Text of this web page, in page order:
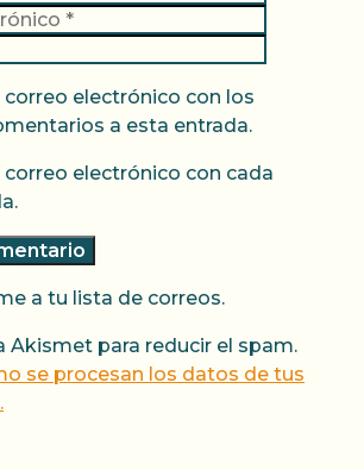
correo electrónico con los
a esta entrada.
correo electrónico con cada
a tu lista de correos.
Akismet para reducir el spam.
se procesan los datos de tus